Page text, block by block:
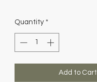
Quantity *
Add to Cart